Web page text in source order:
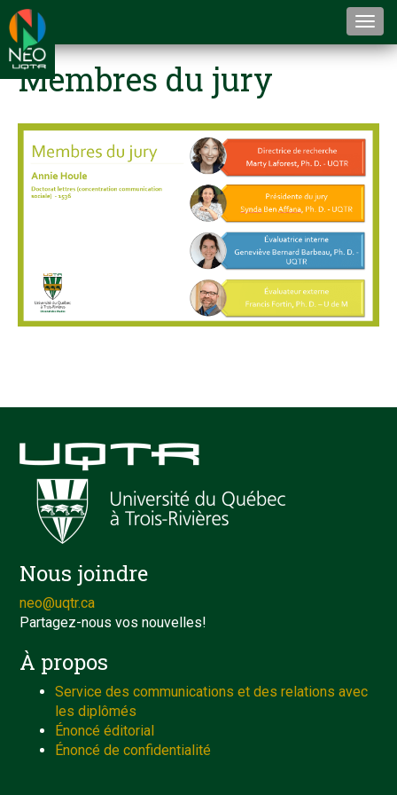
Membres du jury
Nous joindre
neo@uqtr.ca
Partagez-nous vos nouvelles!
À propos
Service des communications et des relations avec
les diplômés
Énoncé éditorial
Énoncé de confidentialité